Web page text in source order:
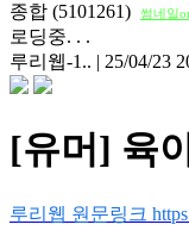
종합 (5101261) 썸네일
로딩중. . .
루리웹-1.. | 25/04/23
[유머] 육
루리웹 원문링크